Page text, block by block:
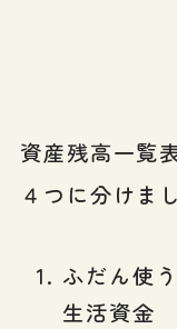
資産残高一覧
４つに分けま
ふだん使
生活資金